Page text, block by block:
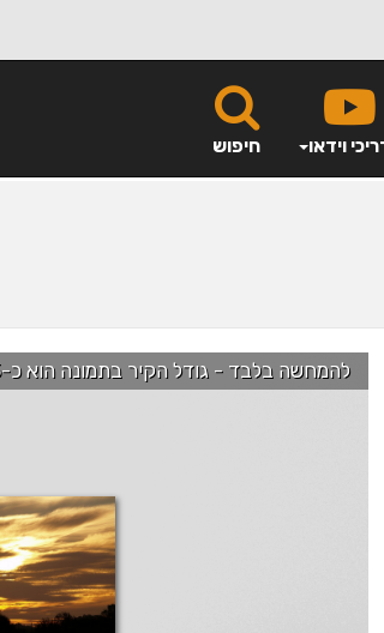
חיפוש וידאו
להמחשה בלבד - גודל הקיר בתמונה הוא כ-2.5 מ' ניתן לגרור ולהזיז את התמונה